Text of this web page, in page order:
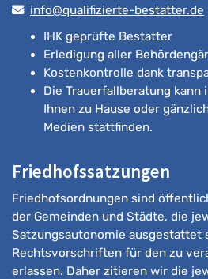
info@qualifizierte-bestatter.de
IHK geprüfte Bestatter
Erledigung aller
Kostenkontrolle dank
Die Trauerfallberatung kann
Ihnen zu Hause oder
Medien stattfinden.
Friedhofssatzungen
Friedhofsordnungen sind
der Gemeinden und Städte, die
Satzungsautonomie ausgestattet
Rechtsvorschriften für den zu
erlassen. Daher zitieren wir die